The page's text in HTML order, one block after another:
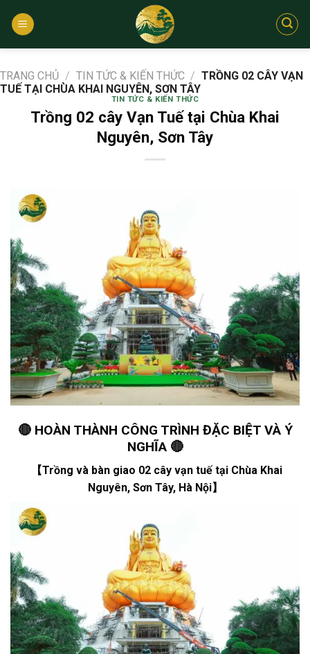
qua
TRANG CHỦ / TIN TỨC & KIẾN THỨC / TRỒNG 02 CÂY VẠN
TUẾ TẠI CHÙA KHAI NGUYÊN, SƠN TÂY
TIN TỨC & KIẾN THỨC
Trồng 02 cây Vạn Tuế tại Chùa Khai
Nguyên, Sơn Tây
🔴 HOÀN THÀNH CÔNG TRÌNH ĐẶC BIỆT VÀ Ý
NGHĨA 🔴
【Trồng và bàn giao 02 cây vạn tuế tại Chùa Khai
Nguyên, Sơn Tây, Hà Nội】